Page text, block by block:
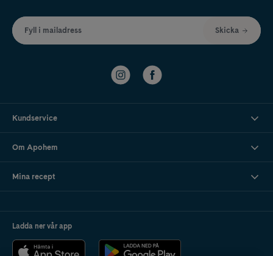
Fyll i mailadress Skicka
Kundservice
Om Apohem
Mina recept
Ladda ner vår app